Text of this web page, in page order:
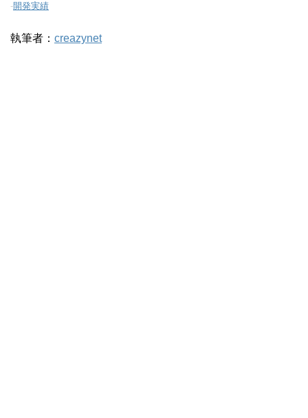
-開発実績
執筆者： creazynet